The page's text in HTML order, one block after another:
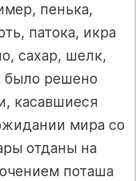
пенька,
патока, икра
сахар, шелк,
было решено
касавшиеся
мира со
отданы на
поташа